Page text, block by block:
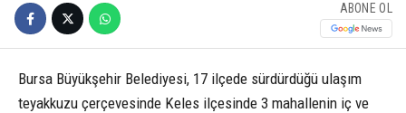
ABONE OL
Bursa Büyükşehir Belediyesi, 17 ilçede sürdürdüğü ulaşım
teyakkuzu çerçevesinde Keles ilçesinde 3 mahallenin iç ve